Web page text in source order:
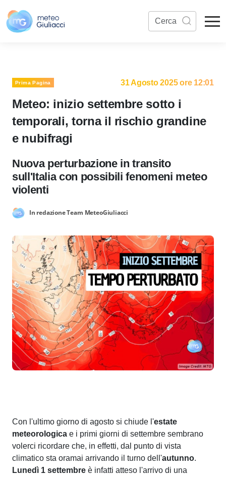
Prima Pagina 31 Agosto 2025 ore 12:01
Meteo: inizio settembre sotto i
temporali, torna il rischio grandine
e nubifragi
Nuova perturbazione in transito
sull'Italia con possibili fenomeni meteo
violenti
In redazione Team MeteoGiuliacci
Con l'ultimo giorno di agosto si chiude l'estate
meteorologica e i primi giorni di settembre sembrano
volerci ricordare che, in effetti, dal punto di vista
climatico sta oramai arrivando il turno dell'autunno.
Lunedì 1 settembre è infatti atteso l'arrivo di una